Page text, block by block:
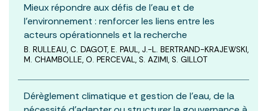
Mieux répondre aux défis de l’eau et de
l’environnement : renforcer les liens entre les
acteurs opérationnels et la recherche
B. RULLEAU, C. DAGOT, E. PAUL, J.-L. BERTRAND-KRAJEWSKI,
M. CHAMBOLLE, O. PERCEVAL, S. AZIMI, S. GILLOT
Dérèglement climatique et gestion de l’eau, de la